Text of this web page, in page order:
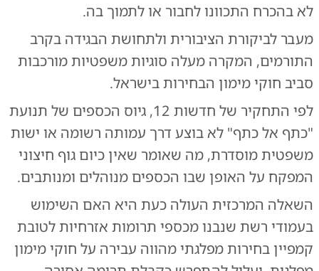
לא בהכרח התכוונו לחבור או לתמוך בה.
מעבר לביקורת הציבורית ולתחושת הבגידה בקרב
התורמים, המקרה מעלה סוגיות משפטיות מורכבות
סביב חוקי מימון הבחירות בישראל.
לפי התחקיר של חדשות 12, גיוס הכספים של תנועת
"כתף אל כתף" לא בוצע דרך עמותה רשומה או ישות
משפטית מוסדרת, מה שאומר שאין כיום גוף חיצוני
המפקח על האופן שבו הכספים מנוהלים ומנותבים.
השאלה המרכזית העולה כעת היא האם השימוש
בעמודי רשת שנבנו מכספי תרומות אזרחיות לטובת
קמפיין בחירות מפלגתי מהווה עבירה על חוקי מימון